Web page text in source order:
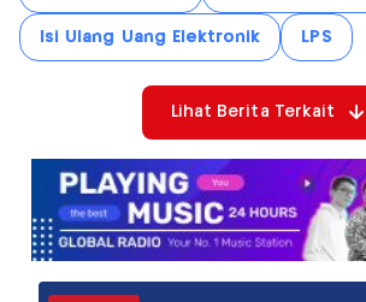
Isi Ulang Uang Elektronik LPS
Lihat Berita Terkait